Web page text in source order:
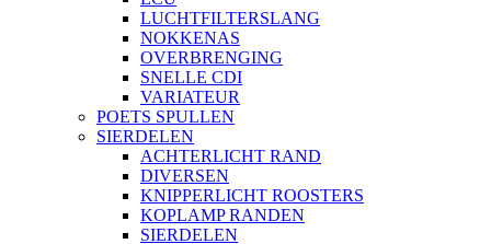
LUCHTFILTERSLANG
NOKKENAS
OVERBRENGING
SNELLE CDI
VARIATEUR
POETS SPULLEN
SIERDELEN
ACHTERLICHT RAND
DIVERSEN
KNIPPERLICHT ROOSTERS
KOPLAMP RANDEN
SIERDELEN